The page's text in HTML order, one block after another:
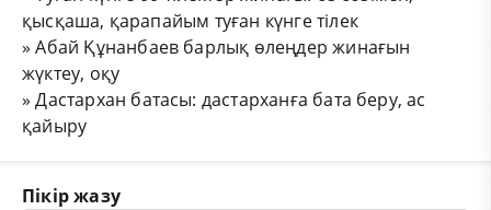
қысқаша, қарапайым туған күнге тілек
»Абай Құнанбаев барлық өлеңдер жинағын
жүктеу, оқу
»Дастархан батасы: дастарханға бата беру, ас
қайыру
Пікір жазу